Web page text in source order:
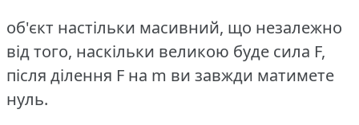
об'єкт настільки масивний, що незалежно
від того, наскільки великою буде сила F,
після ділення F на m ви завжди матимете
нуль.